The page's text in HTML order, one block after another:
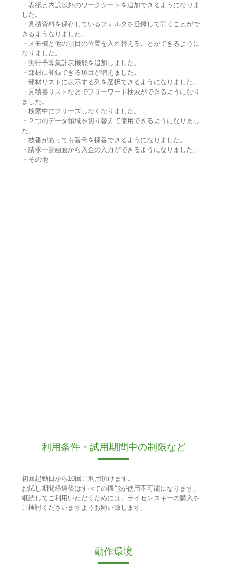
・表紙と内訳以外のワークシートを追加できるようになりま
した。
・見積資料を保存しているフォルダを登録して開くことがで
きるようなりました。
・メモ欄と他の項目の位置を入れ替えることができるように
なりました。
・実行予算集計表機能を追加しました。
・部材に登録できる項目が増えました。
・部材リストに表示する列を選択できるようになりました。
・見積書リストなどでフリーワード検索ができるようになり
ました。
・検索中にフリーズしなくなりました。
・２つのデータ領域を切り替えて使用できるようになりまし
た。
・枝番があっても番号を採番できるようになりました。
・請求一覧画面から入金の入力ができるようになりました。
・その他
利用条件・試用期間中の制限など
初回起動日から10回ご利用頂けます。
お試し期間経過後はすべての機能が使用不可能になります。
継続してご利用いただくためには、ライセンスキーの購入を
ご検討くださいますようお願い致します。
動作環境